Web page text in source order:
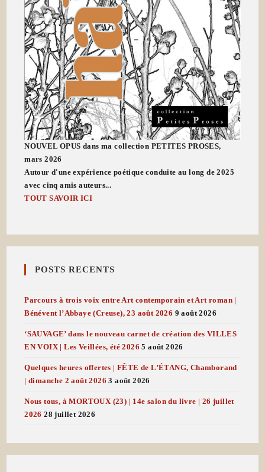
NOUVEL OPUS dans ma collection PETITES PROSES,
mars 2026
Autour d'une expérience poétique conduite au long de 2025
avec cinq amis auteurs...
TOUT SAVOIR ICI
POSTS RECENTS
Parcours à trois voix entre Art contemporain et Art roman |
Bénévent l’Abbaye (Creuse), 23 août 2026 9 août 2026
‘SAUVAGE’ dans le nouveau carnet de création des VILLES
EN VOIX | Les Veillées, été 2026 5 août 2026
Quelques heures offertes | FÊTE de L’ÉTANG, Chamborand
| dimanche 2 août 2026 3 août 2026
Nous tous, à MORTOUX (23) | 14e salon du livre | 26 juillet
2026 28 juillet 2026